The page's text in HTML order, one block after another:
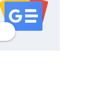
profilgoogle news